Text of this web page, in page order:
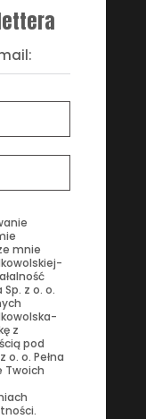
mnie
z o. o.
z
pod
o. o. Pełna
Twoich